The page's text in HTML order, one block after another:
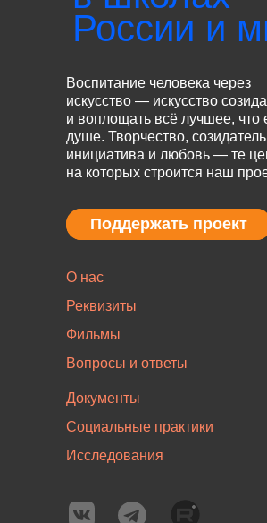
России и
Воспитание человека через
искусство — искусство
и воплощать всё лучшее, что
душе. Творчество,
инициатива и любовь — те
на которых строится наш
Документы
Социальные практики
Исследования
О нас
Реквизиты
Фильмы
Вопросы и ответы
Поддержать проект
Поддержать проект